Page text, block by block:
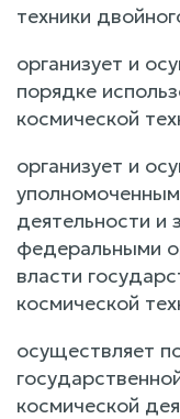
техники
организует и
порядке
космической
организует и
деятельности и
федеральными
власти
космической
осуществляет
космической